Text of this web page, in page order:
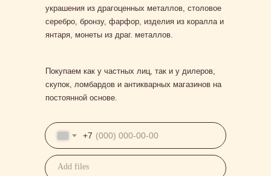
украшения из драгоценных металлов, столовое
серебро, бронзу, фарфор, изделия из коралла и
янтаря, монеты из драг. металлов.
Покупаем как у частных лиц, так и у дилеров,
скупок, ломбардов и антикварных магазинов на
постоянной основе.
+7
Add files